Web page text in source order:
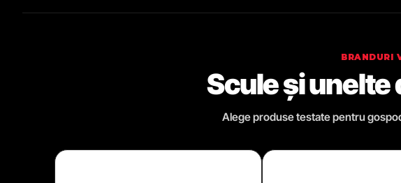
BRANDURI
Scule și unelte
Alege produse testate pentru